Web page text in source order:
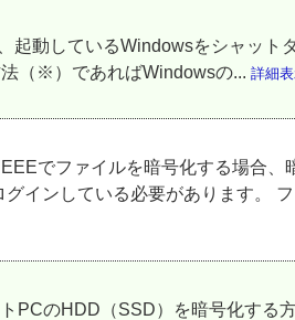
起動しているWindowsをシャット
（※）であればWindowsの... 詳細
でファイルを暗号化する場合、
インしている必要があります。 フ
PCのHDD（SSD）を暗号化する